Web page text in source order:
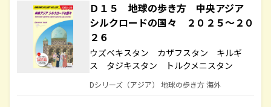
Ｄ１５ 地球の歩き方 中央アジア
シルクロードの国々 ２０２５～２０
２６
ウズベキスタン カザフスタン キルギ
ス タジキスタン トルクメニスタン
Dシリーズ（アジア） 地球の歩き方 海外